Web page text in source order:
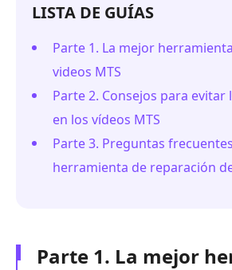
LISTA DE GUÍAS
Parte 1. La mejor
videos MTS
Parte 2. Consejos para
en los vídeos MTS
Parte 3. Preguntas
herramienta de reparación
Parte 1. La mejor